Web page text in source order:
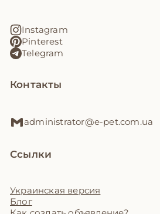
Instagram
Pinterest
Telegram
Контакты
administrator@e-pet.com.ua
Ссылки
Украинская версия
Блог